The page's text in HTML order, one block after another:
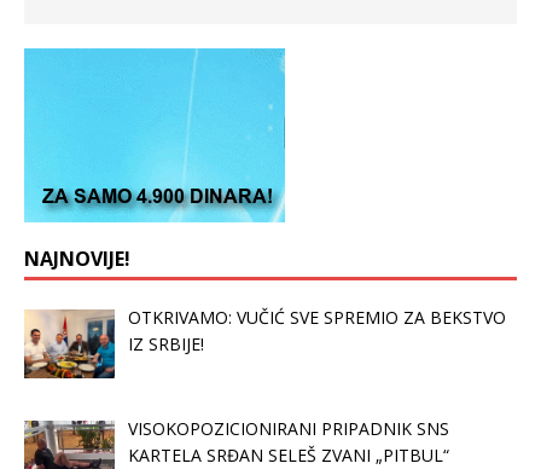
NAJNOVIJE!
OTKRIVAMO: VUČIĆ SVE SPREMIO ZA BEKSTVO
IZ SRBIJE!
VISOKOPOZICIONIRANI PRIPADNIK SNS
KARTELA SRĐAN SELEŠ ZVANI „PITBUL“